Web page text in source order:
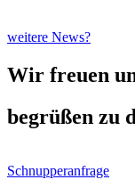
weitere News?
Wir freuen
begrüßen zu
Schnupperanfrage